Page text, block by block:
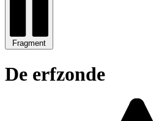
Fragment
De erfzonde